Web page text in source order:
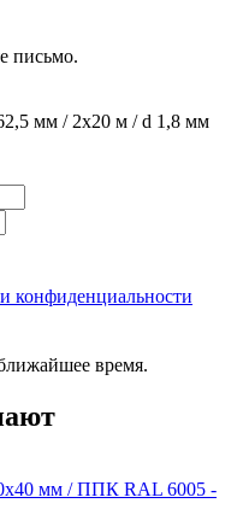
письмо.
мм / 2х20 м / d 1,8 мм
конфиденциальности
время.